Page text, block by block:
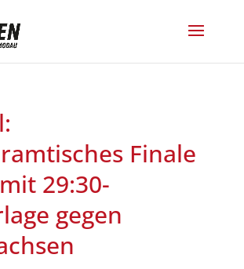
Finale
29:30-
gegen